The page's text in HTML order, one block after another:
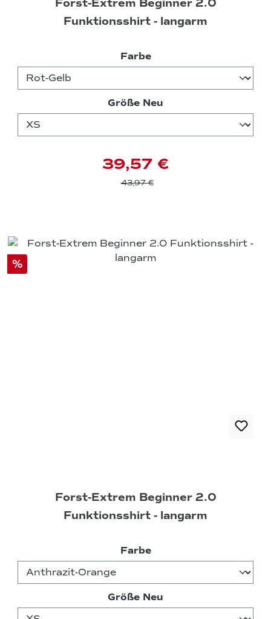
Forst-Extrem Beginner 2.0
Funktionsshirt - langarm
Farbeauswählen
Größe Neu
39,57 €
43,97 €
%
Forst-Extrem Beginner 2.0
Funktionsshirt - langarm
Farbeauswählen
Größe Neu